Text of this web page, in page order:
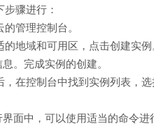
骤进行：
管理控制台。
地域和可用区，点击创建实
。完成实例的创建。
在控制台中找到实例列表，选
面中，可以使用适当的命令